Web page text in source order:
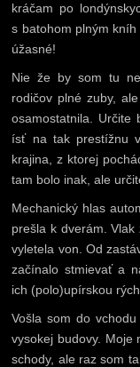
kráčam po
s batohom plným
úžasné!
Nie že by som tu
rodičov plné zuby,
osamostatnila. Určite
ísť na tak prestížnu
krajina, z ktorej
tam bolo inak, ale
Mechanický hlas
prešla k dverám.
vyletela von. Od
začínalo stmievať a
ich (polo)upírskou
Vošla som do
vysokej budovy. Moje
schody, ale raz som